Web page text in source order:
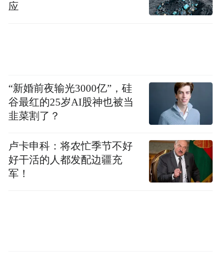
应
“新婚前夜输光3000亿”，硅
谷最红的25岁AI股神也被当
韭菜割了？
卢卡申科：将农忙季节不好
好干活的人都发配边疆充
军！